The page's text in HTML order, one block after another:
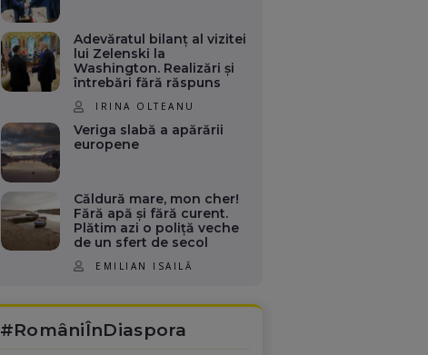
Adevăratul bilanț al vizitei
lui Zelenski la
Washington. Realizări și
întrebări fără răspuns
IRINA OLTEANU
Veriga slabă a apărării
europene
Căldură mare, mon cher!
Fără apă și fără curent.
Plătim azi o poliță veche
de un sfert de secol
EMILIAN ISAILĂ
#RomâniÎnDiaspora